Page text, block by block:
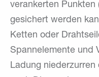
verankerten Punkten
gesichert werden
Ketten oder
Spannelemente und
Ladung